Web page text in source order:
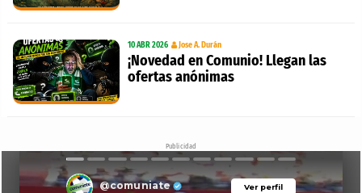
10 ABR 2026 Jose A. Durán
¡Novedad en Comunio! Llegan las
ofertas anónimas
Publicidad
Ver perfil
@comuniate Ver perfil